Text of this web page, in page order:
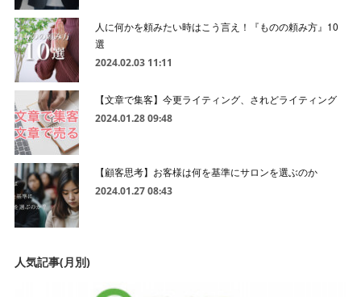
人に何かを頼みたい時はこう言え！『ものの頼み方』10
選
2024.02.03 11:11
【文章で集客】今更ライティング、されどライティング
2024.01.28 09:48
【顧客思考】お客様は何を基準にサロンを選ぶのか
2024.01.27 08:43
人気記事(月別)